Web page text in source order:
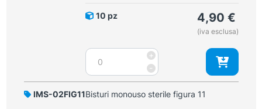
10 pz 4,90 €
(iva esclusa)
-
Bisturi
monouso
sterile
figura
+
IMS-02FIG11Bisturi monouso sterile figura 11